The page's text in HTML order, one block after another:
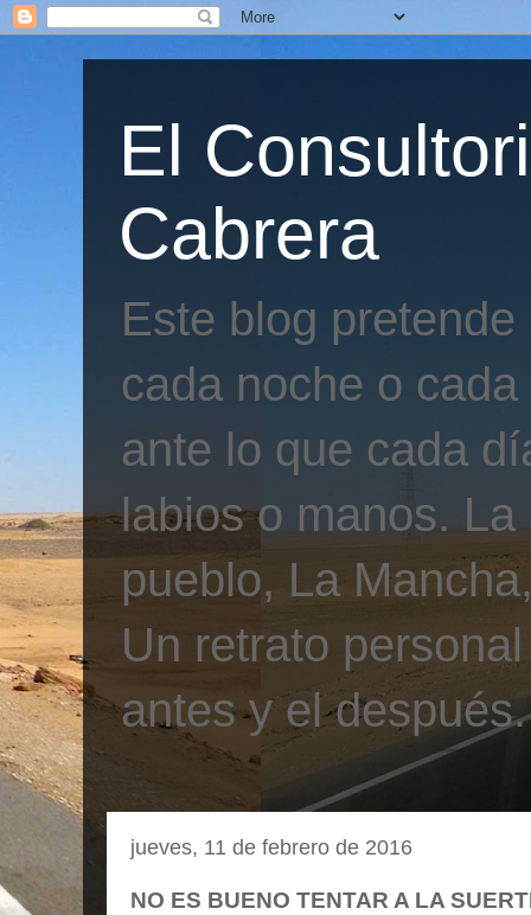
El
Cabrera
Este blog
cada noche o
ante lo que cada
labios o manos.
pueblo, La
Un retrato
antes y el después.
jueves, 11 de febrero de 2016
NO ES BUENO TENTAR A LA